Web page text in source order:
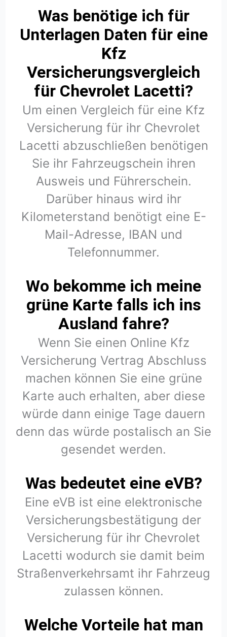
Was benötige ich für
Unterlagen Daten für eine
Kfz
Versicherungsvergleich
für Chevrolet Lacetti?
Um einen Vergleich für eine Kfz
Versicherung für ihr Chevrolet
Lacetti abzuschließen benötigen
Sie ihr Fahrzeugschein ihren
Ausweis und Führerschein.
Darüber hinaus wird ihr
Kilometerstand benötigt eine E-
Mail-Adresse, IBAN und
Telefonnummer.
Wo bekomme ich meine
grüne Karte falls ich ins
Ausland fahre?
Wenn Sie einen Online Kfz
Versicherung Vertrag Abschluss
machen können Sie eine grüne
Karte auch erhalten, aber diese
würde dann einige Tage dauern
denn das würde postalisch an Sie
gesendet werden.
Was bedeutet eine eVB?
Eine eVB ist eine elektronische
Versicherungsbestätigung der
Versicherung für ihr Chevrolet
Lacetti wodurch sie damit beim
Straßenverkehrsamt ihr Fahrzeug
zulassen können.
Welche Vorteile hat man